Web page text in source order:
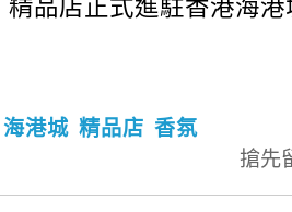
精品店正式進駐香港海
海港城 精品店 香氛
搶先